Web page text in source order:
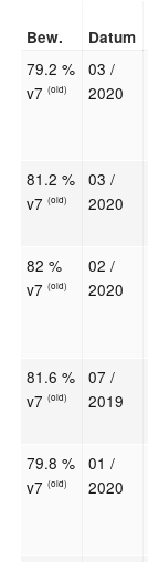
Bew. Datum
79.2 %
v7(old)
03 /
2020
81.2 %
v7(old)
03 /
2020
82 %
v7(old)
02 /
2020
81.6 %
v7(old)
07 /
2019
79.8 %
v7(old)
01 /
2020